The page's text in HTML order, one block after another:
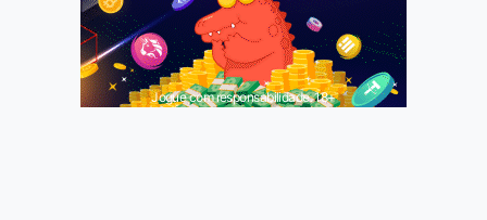
Jogue com responsabilidade. 18+